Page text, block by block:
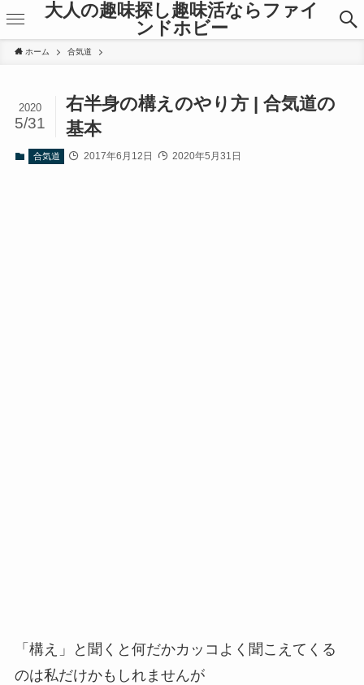
大人の趣味探し趣味活ならファイ
ンドホビー
ホーム 合気道
右半身の構えのやり方 | 合気道の
基本
2020
5/31
合気道 2017年6月12日 2020年5月31日
「構え」と聞くと何だかカッコよく聞こえてくる
のは私だけかもしれませんが